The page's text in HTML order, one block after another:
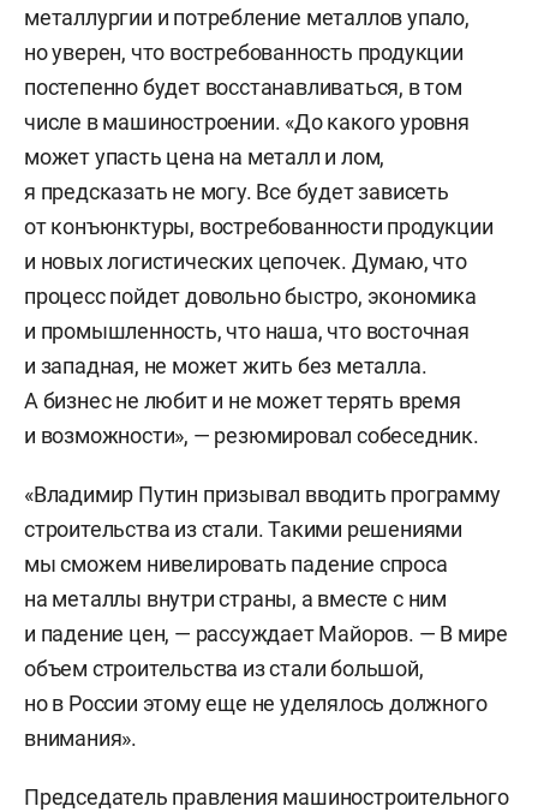
металлургии и потребление металлов упало,
но уверен, что востребованность продукции
постепенно будет восстанавливаться, в том
числе в машиностроении. «До какого уровня
может упасть цена на металл и лом,
я предсказать не могу. Все будет зависеть
от конъюнктуры, востребованности продукции
и новых логистических цепочек. Думаю, что
процесс пойдет довольно быстро, экономика
и промышленность, что наша, что восточная
и западная, не может жить без металла.
А бизнес не любит и не может терять время
и возможности», — резюмировал собеседник.
«Владимир Путин призывал вводить программу
строительства из стали. Такими решениями
мы сможем нивелировать падение спроса
на металлы внутри страны, а вместе с ним
и падение цен, — рассуждает Майоров. — В мире
объем строительства из стали большой,
но в России этому еще не уделялось должного
внимания».
Председатель правления машиностроительного